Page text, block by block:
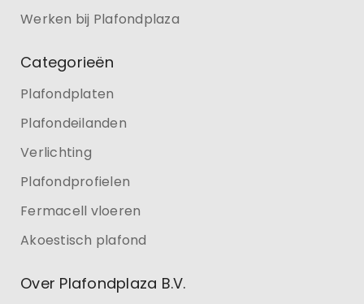
Werken bij Plafondplaza
Categorieën
Plafondplaten
Plafondeilanden
Verlichting
Plafondprofielen
Fermacell vloeren
Akoestisch plafond
Over Plafondplaza B.V.